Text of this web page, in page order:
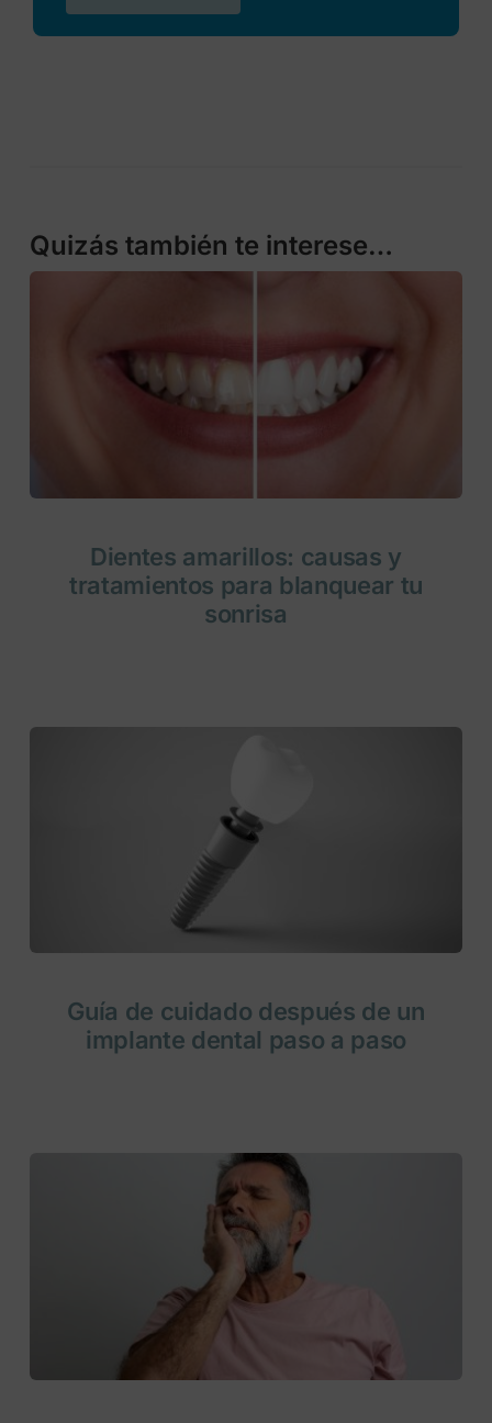
Quizás también te interese…
Dientes amarillos: causas y
tratamientos para blanquear tu
sonrisa
Guía de cuidado después de un
implante dental paso a paso